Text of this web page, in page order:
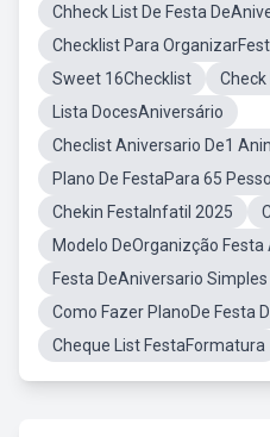
Chheck List De Festa
Checklist Para
Sweet 16Checklist
Check
Lista DocesAniversário
Checlist Aniversario De1
Plano De FestaPara 65
Chekin FestaInfatil 2025
Modelo DeOrganizção Festa
Festa DeAniversario
Como Fazer PlanoDe Festa
Cheque List FestaFormatura